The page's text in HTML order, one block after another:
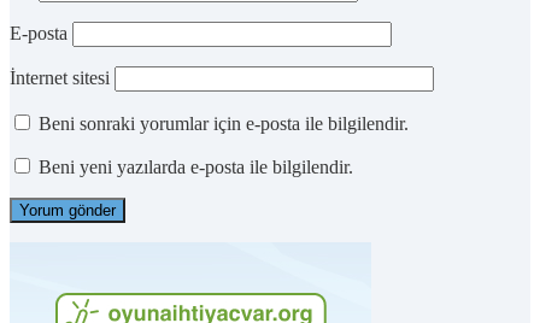
E-posta
İnternet sitesi
Beni sonraki yorumlar için e-posta ile bilgilendir.
Beni yeni yazılarda e-posta ile bilgilendir.